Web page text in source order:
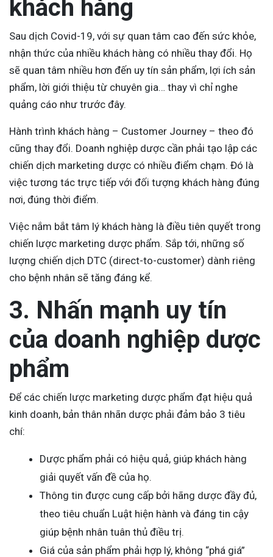
khách hàng
Sau dịch Covid-19, với sự quan tâm cao đến sức khỏe,
nhận thức của nhiều khách hàng có nhiều thay đổi. Họ
sẽ quan tâm nhiều hơn đến uy tín sản phẩm, lợi ích sản
phẩm, lời giới thiệu từ chuyên gia… thay vì chỉ nghe
quảng cáo như trước đây.
Hành trình khách hàng – Customer Journey – theo đó
cũng thay đổi. Doanh nghiệp dược cần phải tạo lập các
chiến dịch marketing dược có nhiều điểm chạm. Đó là
việc tương tác trực tiếp với đối tượng khách hàng đúng
nơi, đúng thời điểm.
Việc nắm bắt tâm lý khách hàng là điều tiên quyết trong
chiến lược marketing dược phẩm. Sắp tới, những số
lượng chiến dịch DTC (direct-to-customer) dành riêng
cho bệnh nhân sẽ tăng đáng kể.
3. Nhấn mạnh uy tín
của doanh nghiệp dược
phẩm
Để các chiến lược marketing dược phẩm đạt hiệu quả
kinh doanh, bản thân nhãn dược phải đảm bảo 3 tiêu
chí:
Dược phẩm phải có hiệu quả, giúp khách hàng
giải quyết vấn đề của họ.
Thông tin được cung cấp bởi hãng dược đầy đủ,
theo tiêu chuẩn Luật hiện hành và đáng tin cậy
giúp bệnh nhân tuân thủ điều trị.
Giá của sản phẩm phải hợp lý, không “phá giá”